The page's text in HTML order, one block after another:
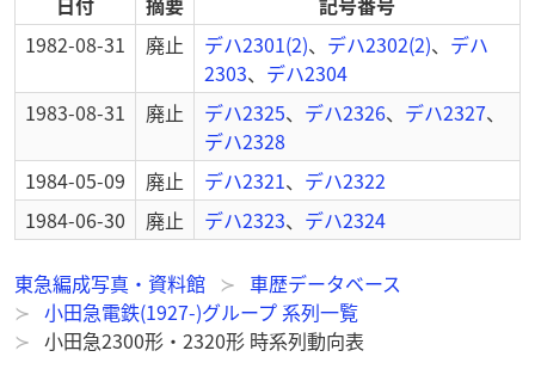
1982-08-31
廃止 デハ2301(2)、 デハ2302(2)、 デハ
2303、 デハ2304
1983-08-31
廃止 デハ2325、 デハ2326、 デハ2327、
デハ2328
1984-05-09
廃止 デハ2321、 デハ2322
1984-06-30
廃止 デハ2323、 デハ2324
東急編成写真・資料館
車歴データベース
小田急電鉄(1927-)グループ 系列一覧
小田急2300形・2320形 時系列動向表